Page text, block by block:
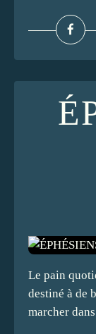
Le pain
destiné à de
marcher